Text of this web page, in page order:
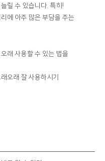
릴 수 있습니다. 특히!
에 아주 많은 부담을 주는
래 사용할 수 있는 법을
오래 잘 사용하시기